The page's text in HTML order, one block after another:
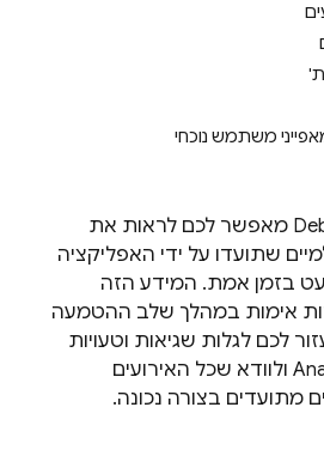
משתמש נוכחי
השימוש ב-DebugView מאפשר לכם לראות את
שתועדו על ידי האפליקציה
בזמן אמת. המידע הזה
אימות במהלך שלב ההטמעה
לכם לגלות שגיאות וטעויות
ולוודא שכל האירועים
מתועדים בצורה נכונה.